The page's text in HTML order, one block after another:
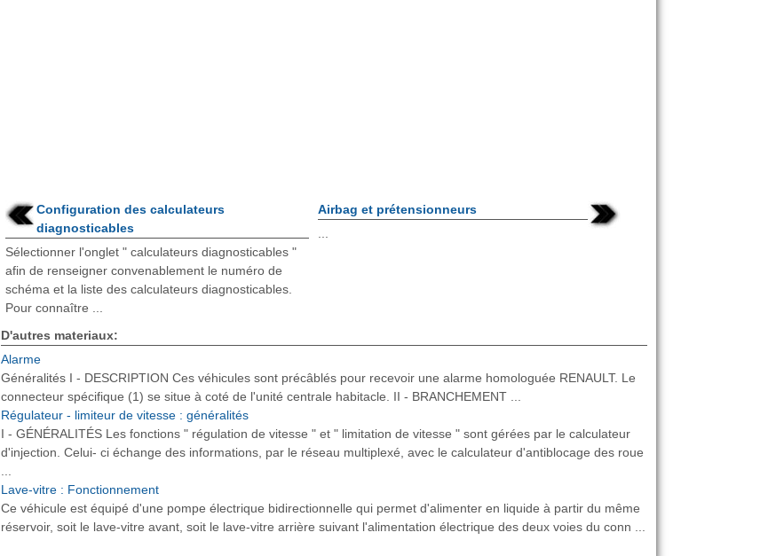
Configuration des calculateurs
diagnosticables
Sélectionner l'onglet " calculateurs diagnosticables "
afin de renseigner convenablement le numéro de
schéma et la liste des calculateurs diagnosticables.
Pour connaître ...
Airbag et prétensionneurs
D'autres materiaux:
Alarme
Généralités I - DESCRIPTION Ces véhicules sont précâblés pour recevoir une alarme homologuée RENAULT. Le
connecteur spécifique (1) se situe à coté de l'unité centrale habitacle. II - BRANCHEMENT ...
Régulateur - limiteur de vitesse : généralités
I - GÉNÉRALITÉS Les fonctions " régulation de vitesse " et " limitation de vitesse " sont gérées par le calculateur
d'injection. Celui- ci échange des informations, par le réseau multiplexé, avec le calculateur d'antiblocage des roue
Lave-vitre : Fonctionnement
Ce véhicule est équipé d'une pompe électrique bidirectionnelle qui permet d'alimenter en liquide à partir du même
réservoir, soit le lave-vitre avant, soit le lave-vitre arrière suivant l'alimentation électrique des deux voies du conn ...